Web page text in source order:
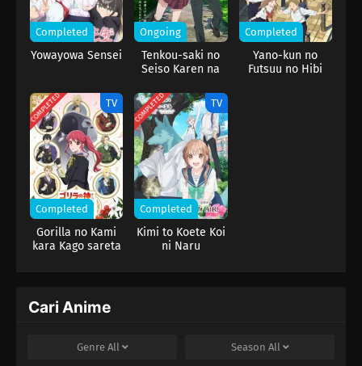
bisa mengabaikan getaran yang ditimbulkan Kohaku di dalam
hatinya.
Completed
Yowayowa Sensei
Ongoing
Tenkou-saki no
Seiso Karen na
Mukashi Danshi
to Omotte Issho
ni Asonda
Osananajimi
Datta Ken
Completed
Yano-kun no
Futsuu no Hibi
COMPLETED TV
Completed
Gorilla no Kami
kara Kago sareta
COMPLETED TV
Completed
Kimi to Koete Koi
ni Naru
Cari Anime
Genre All Season All